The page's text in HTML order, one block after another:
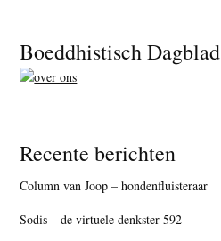
Footer
Boeddhistisch Dagblad
Recente berichten
Column van Joop – hondenfluisteraar
Sodis – de virtuele denkster 592